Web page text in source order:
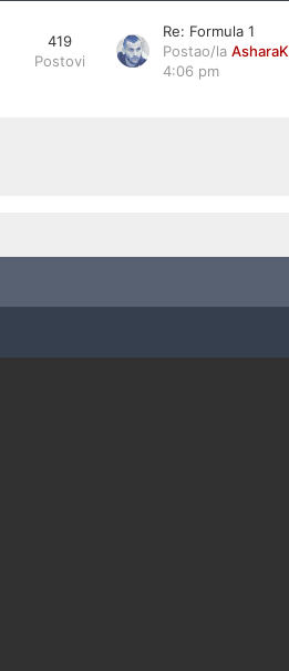
419
Postovi
Re: Formula 1
Postao/la AsharaK
4:06 pm